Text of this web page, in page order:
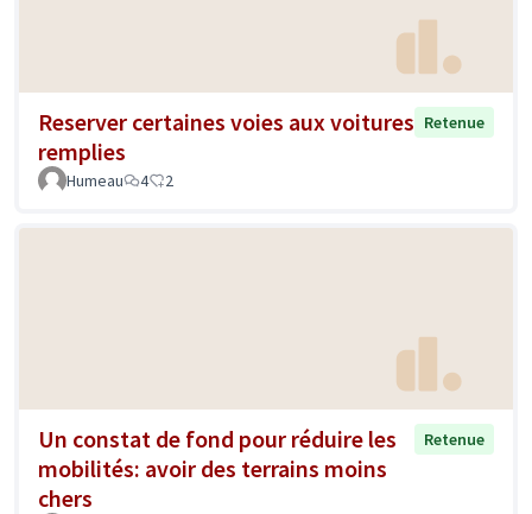
Reserver certaines voies aux voitures
remplies
Retenue
Humeau 4 2
Un constat de fond pour réduire les
mobilités: avoir des terrains moins
chers
Retenue